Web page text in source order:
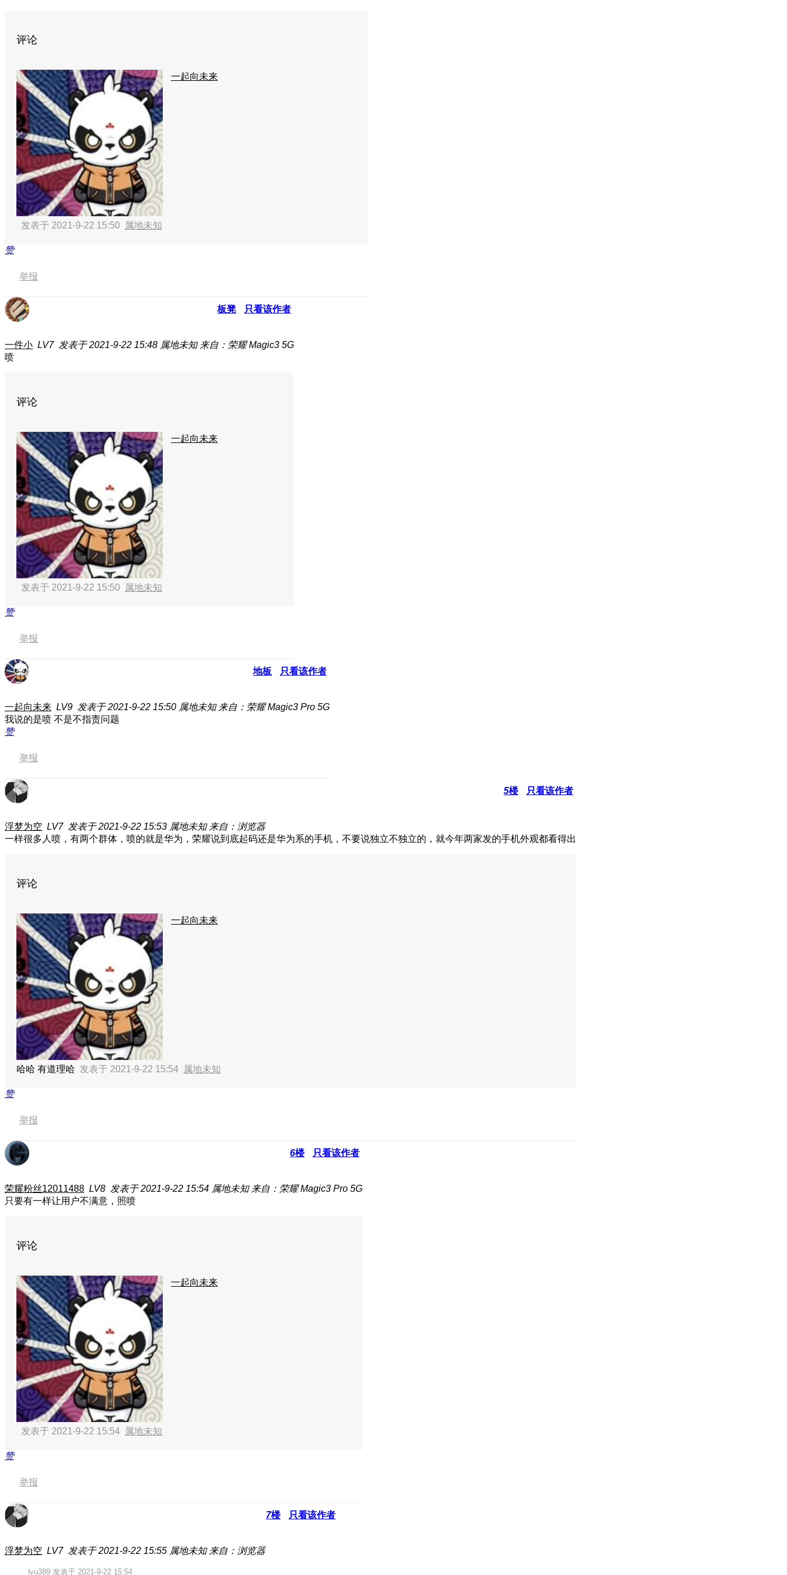
评论
一起向未来
发表于 2021-9-22 15:50 属地未知
赞
举报
板凳 只看该作者
一件小 LV7 发表于 2021-9-22 15:48 属地未知 来自：荣耀 Magic3 5G
喷
评论
一起向未来
发表于 2021-9-22 15:50 属地未知
赞
举报
地板 只看该作者
一起向未来 LV9 发表于 2021-9-22 15:50 属地未知 来自：荣耀 Magic3 Pro 5G
我说的是喷 不是不指责问题
赞
举报
5楼 只看该作者
浮梦为空 LV7 发表于 2021-9-22 15:53 属地未知 来自：浏览器
一样很多人喷，有两个群体，喷的就是华为，荣耀说到底起码还是华为系的手机，不要说独立不独立的，就今年两家发的手机外观都看得出
评论
一起向未来
哈哈 有道理哈 发表于 2021-9-22 15:54 属地未知
赞
举报
6楼 只看该作者
荣耀粉丝12011488 LV8 发表于 2021-9-22 15:54 属地未知 来自：荣耀 Magic3 Pro 5G
只要有一样让用户不满意，照喷
评论
一起向未来
发表于 2021-9-22 15:54 属地未知
赞
举报
7楼 只看该作者
浮梦为空 LV7 发表于 2021-9-22 15:55 属地未知 来自：浏览器
lyu389 发表于 2021-9-22 15:54